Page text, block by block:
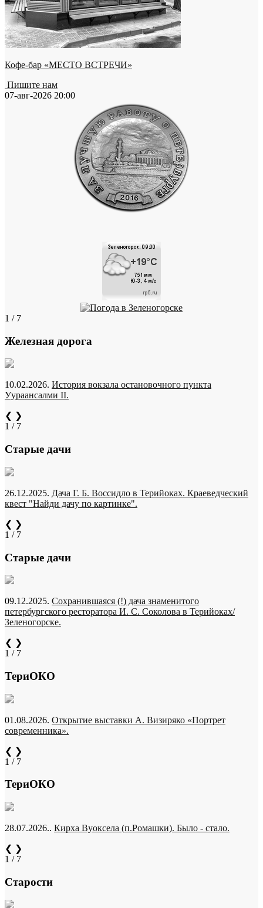
Кофе-бар «МЕСТО ВСТРЕЧИ»
Пишите нам
07-авг-2026 20:00
1 / 7
Железная дорога
10.02.2026. История вокзала остановочного пункта
Уураансалми II.
❮ ❯
1 / 7
Старые дачи
26.12.2025. Дача Г. Б. Воссидло в Терийоках. Краеведческий
квест "Найди дачу по картинке".
❮ ❯
1 / 7
Старые дачи
09.12.2025. Сохранившаяся (!) дача знаменитого
петербургского ресторатора И. С. Соколова в Терийоках/
Зеленогорске.
❮ ❯
1 / 7
ТериОКО
01.08.2026. Открытие выставки А. Визиряко «Портрет
современника».
❮ ❯
1 / 7
ТериОКО
28.07.2026.. Кирха Вуоксела (п.Ромашки). Было - стало.
❮ ❯
1 / 7
Старости